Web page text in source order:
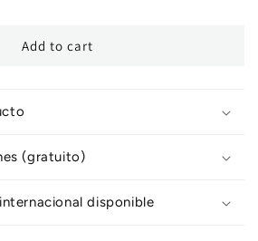
Add to cart
(gratuito)
disponible